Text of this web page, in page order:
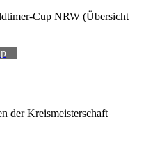
Cup NRW (Übersicht
der Kreismeisterschaft